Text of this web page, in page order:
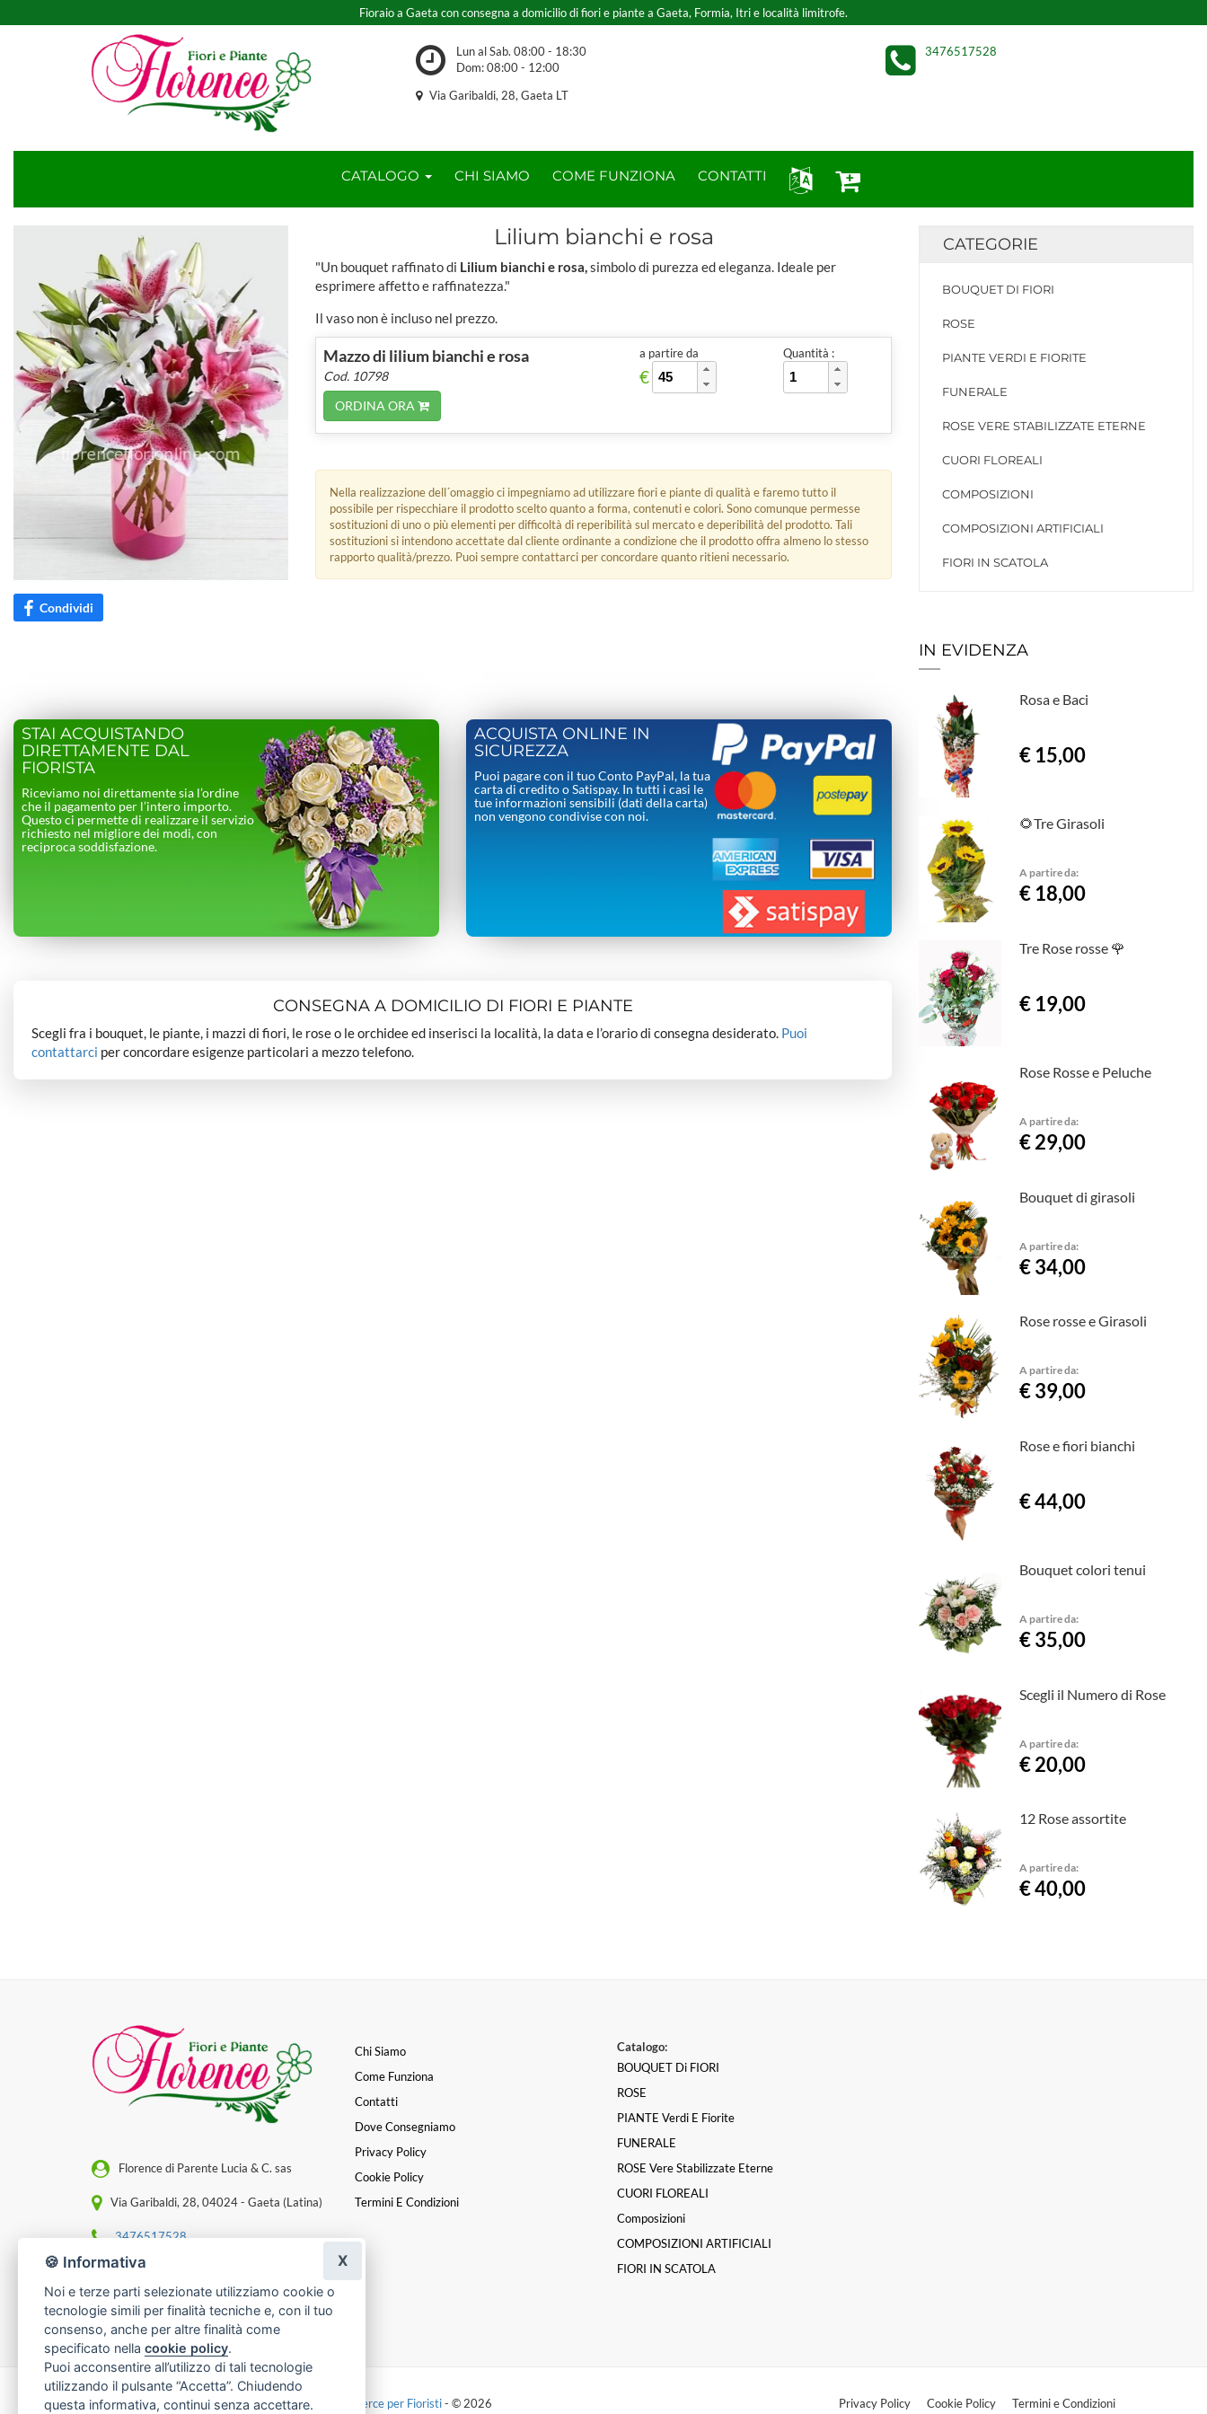
Fioraio a Gaeta con consegna a domicilio di fiori e piante a Gaeta, Formia, Itri e località limitrofe.
Lun al Sab. 08:00 - 18:30
Dom: 08:00 - 12:00
3476517528
Via Garibaldi, 28, Gaeta LT
CATALOGO CHI SIAMO COME FUNZIONA CONTATTI
Condividi
Lilium bianchi e rosa
"Un bouquet raffinato di Lilium bianchi e rosa,simbolo di purezza ed eleganza. Ideale per
esprimere affetto e raffinatezza."
Il vaso non è incluso nel prezzo.
Mazzo di lilium bianchi e rosa
Cod. 10798
ORDINA ORA
a partire da
€
Quantità :
Nella realizzazione dell´omaggio ci impegniamo ad utilizzare fiori e piante di qualità e faremo tutto il
possibile per rispecchiare il prodotto scelto quanto a forma, contenuti e colori. Sono comunque permesse
sostituzioni di uno o più elementi per difficoltà di reperibilità sul mercato e deperibilità del prodotto. Tali
sostituzioni si intendono accettate dal cliente ordinante a condizione che il prodotto offra almeno lo stesso
rapporto qualità/prezzo. Puoi sempre contattarci per concordare quanto ritieni necessario.
STAI ACQUISTANDO
DIRETTAMENTE DAL
FIORISTA
Riceviamo noi direttamente sia l’ordine
che il pagamento per l’intero importo.
Questo ci permette di realizzare il servizio
richiesto nel migliore dei modi, con
reciproca soddisfazione.
ACQUISTA ONLINE IN
SICUREZZA
Puoi pagare con il tuo Conto PayPal, la tua
carta di credito o Satispay. In tutti i casi le
tue informazioni sensibili (dati della carta)
non vengono condivise con noi.
CONSEGNA A DOMICILIO DI FIORI E PIANTE
Scegli fra i bouquet, le piante, i mazzi di fiori, le rose o le orchidee ed inserisci la località, la data e l’orario di consegna desiderato. Puoi
contattarci per concordare esigenze particolari a mezzo telefono.
CATEGORIE
BOUQUET DI FIORI
ROSE
PIANTE VERDI E FIORITE
FUNERALE
ROSE VERE STABILIZZATE ETERNE
CUORI FLOREALI
COMPOSIZIONI
COMPOSIZIONI ARTIFICIALI
FIORI IN SCATOLA
IN EVIDENZA
Rosa e Baci
€ 15,00
🌻Tre Girasoli
A partire da:
€ 18,00
Tre Rose rosse 🌹
€ 19,00
Rose Rosse e Peluche
A partire da:
€ 29,00
Bouquet di girasoli
A partire da:
€ 34,00
Rose rosse e Girasoli
A partire da:
€ 39,00
Rose e fiori bianchi
€ 44,00
Bouquet colori tenui
A partire da:
€ 35,00
Scegli il Numero di Rose
A partire da:
€ 20,00
12 Rose assortite
A partire da:
€ 40,00
Florence di Parente Lucia & C. sas
Via Garibaldi, 28, 04024 - Gaeta (Latina)
3476517528
[email protected]
P. IVA 01324900594
Chi Siamo
Come Funziona
Contatti
Dove Consegniamo
Privacy Policy
Cookie Policy
Termini E Condizioni
Catalogo:
BOUQUET Di FIORI
ROSE
PIANTE Verdi E Fiorite
FUNERALE
ROSE Vere Stabilizzate Eterne
CUORI FLOREALI
Composizioni
COMPOSIZIONI ARTIFICIALI
FIORI IN SCATOLA
Made with byInfoser.it-Realizzazione Siti ecommerce per Fioristi- © 2026 Privacy Policy Cookie Policy Termini e Condizioni
🍪 Informativa
Noi e terze parti selezionate utilizziamo cookie o
tecnologie simili per finalità tecniche e, con il tuo
consenso, anche per altre finalità come
specificato nella cookie policy.
Puoi acconsentire all’utilizzo di tali tecnologie
utilizzando il pulsante “Accetta”. Chiudendo
questa informativa, continui senza accettare.
X